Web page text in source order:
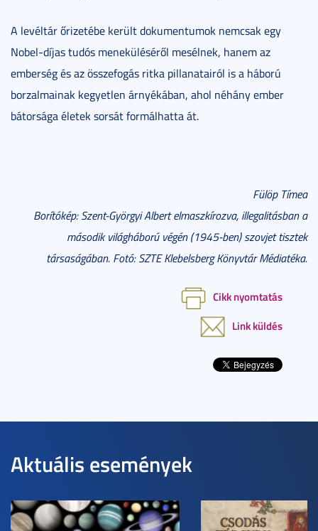
A levéltár őrizetébe került dokumentumok nemcsak egy
Nobel-díjas tudós meneküléséről mesélnek, hanem az
emberség és az összefogás ritka pillanatairól is a háború
borzalmainak kegyetlen árnyékában, ahol néhány ember
bátorsága életek sorsát formálhatta át.
Fülöp Tímea
Borítókép: Szent-Györgyi Albert elmaszkírozva, illegalitásban a
második világháború végén (1945-ben) szovjet tisztek
társaságában. Fotó: SZTE Klebelsberg Könyvtár Médiatéka.
Cikk nyomtatás
Link küldés
Aktuális események